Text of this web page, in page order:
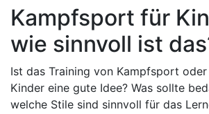
Kampfsport für
wie sinnvoll ist
Ist das Training von Kampfsport
Kinder eine gute Idee? Was sollte
welche Stile sind sinnvoll für das